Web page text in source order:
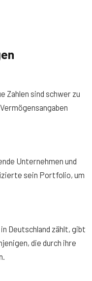
Zahlen sind schwer zu
Unternehmen und
sein Portfolio, um
Deutschland zählt, gibt
die durch ihre